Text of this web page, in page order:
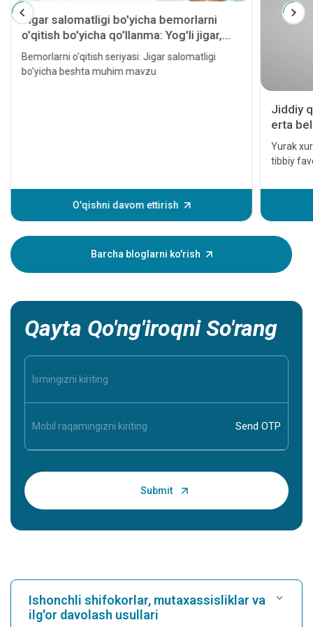
Jigar salomatligi bo'yicha bemorlarni
o'qitish bo'yicha qo'llanma: Yog'li jigar,
gepatit, sirroz, jigar transplantatsiyasi va
jigar saratoni
Bemorlarni o'qitish seriyasi: Jigar salomatligi
bo'yicha beshta muhim mavzu
O'qishni davom ettirish
Jiddiy
erta
Yurak
tibbiy
hatto
Ushbu
shuning
Barcha bloglarni ko'rish
Qayta Qo'ng'iroqni So'rang
Ishonchli shifokorlar, mutaxassisliklar va
ilg'or davolash usullari